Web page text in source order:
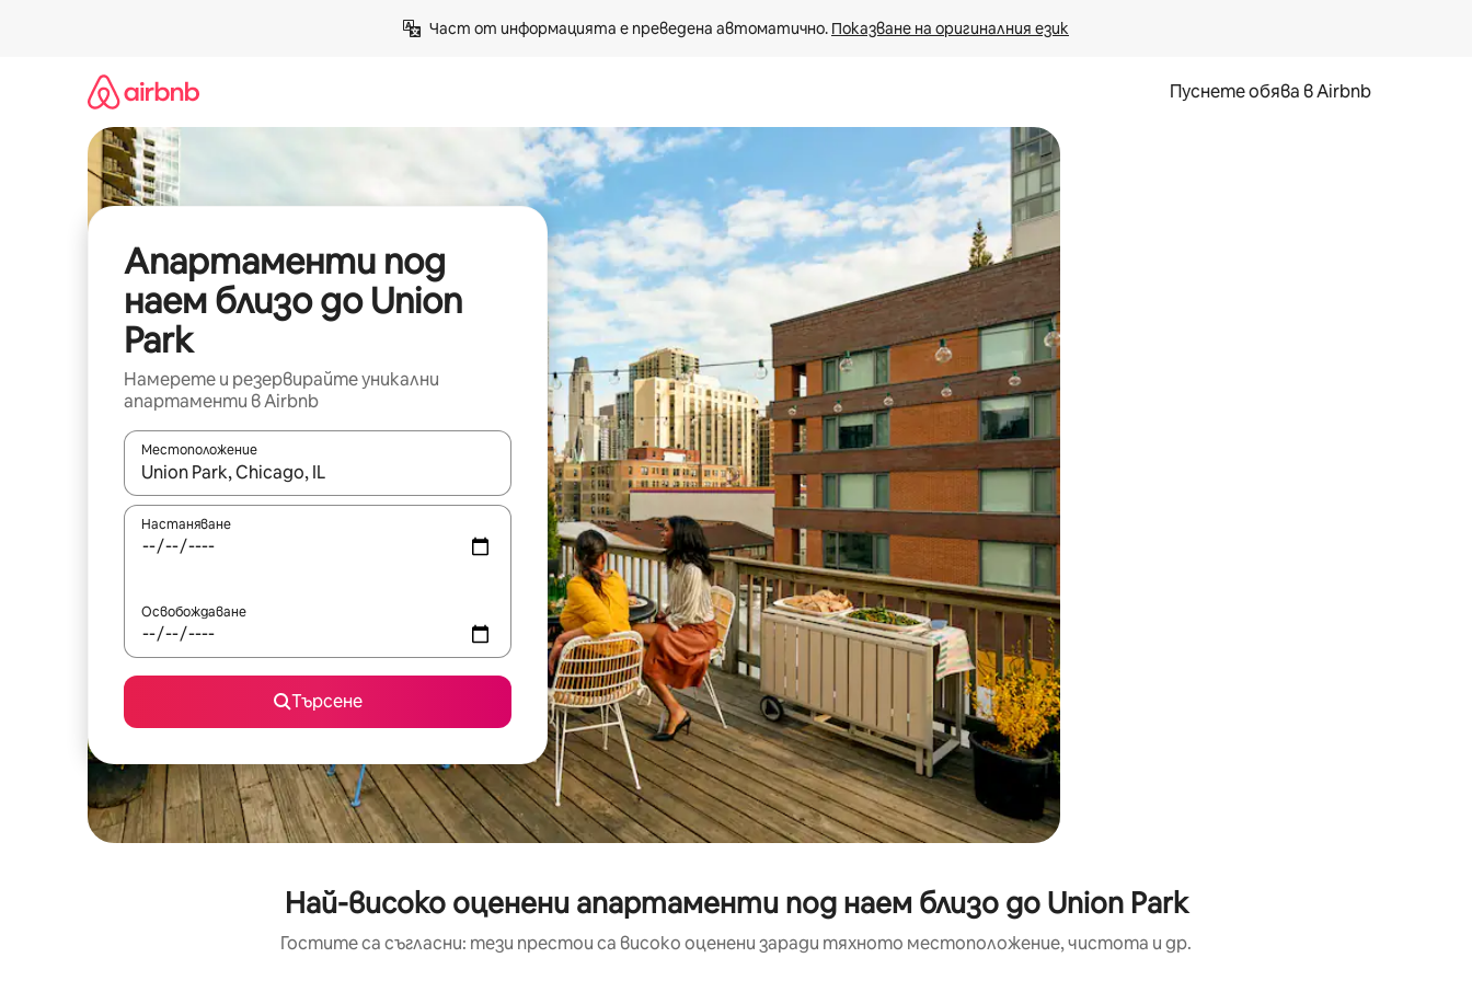
Част от информацията е преведена автоматично. Показване на оригиналния език
Пуснете обява в Airbnb
Апартаменти под
наем близо до Union
Park
Намерете и резервирайте уникални
апартаменти в Airbnb
Местоположение
Когато резултатите се покажат, използвайте клавишите със стрелки нагоре и надолу или навигирайте с докосване или плъзгане.
Настаняване
Освобождаване
Търсене
Най-високо оценени апартаменти под наем близо до Union Park
Гостите са съгласни: тези престои са високо оценени заради тяхното местоположение, чистота и др.